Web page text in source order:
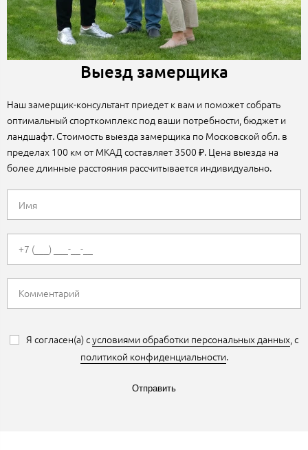
Выезд замерщика
Наш замерщик-консультант приедет к вам и поможет собрать
оптимальный спорткомплекс под ваши потребности, бюджет и
ландшафт. Стоимость выезда замерщика по Московской обл. в
пределах 100 км от МКАД составляет 3500 ₽. Цена выезда на
более длинные расстояния рассчитывается индивидуально.
Я согласен(а) сусловиями обработки персональных данных, с
политикой конфиденциальности.
Отправить